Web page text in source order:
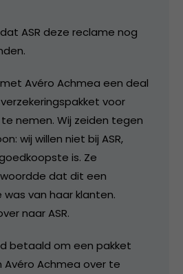
ASR deze reclame nog
Avéro Achmea een deal
voor
nemen. Wij zeiden tegen
wij willen niet bij ASR,
is. Ze
dat dit een
van haar klanten.
naar ASR.
betaald om een pakket
Avéro Achmea over te